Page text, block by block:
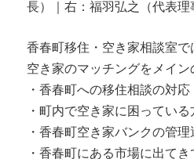
長）｜右：福羽弘之（代表理
香春町移住・空き家相談室で
空き家のマッチングをメイン
・香春町への移住相談の対応
・町内で空き家に困ってい
・香春町空き家バンクの管理
・香春町にある市場に出て